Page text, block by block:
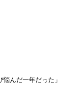
んだ一年だった」